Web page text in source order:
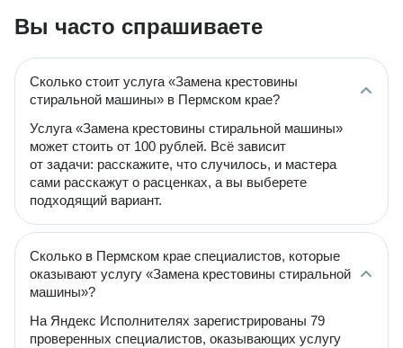
Вы часто спрашиваете
Сколько стоит услуга «Замена крестовины
стиральной машины» в Пермском крае?
Услуга «Замена крестовины стиральной машины»
может стоить от 100 рублей. Всё зависит
от задачи: расскажите, что случилось, и мастера
сами расскажут о расценках, а вы выберете
подходящий вариант.
Сколько в Пермском крае специалистов, которые
оказывают услугу «Замена крестовины стиральной
машины»?
На Яндекс Исполнителях зарегистрированы 79
проверенных специалистов, оказывающих услугу